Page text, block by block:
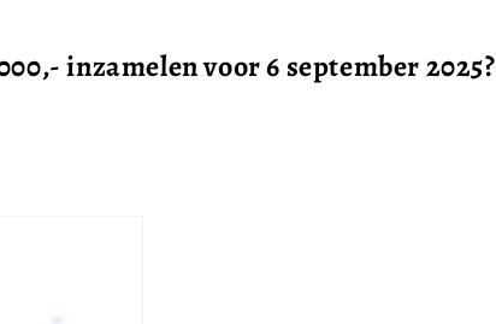
inzamelen voor 6 september 2025?